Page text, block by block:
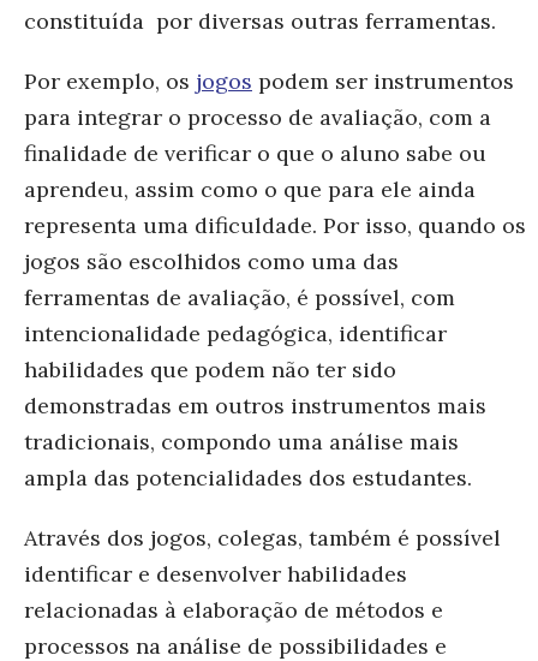
constituída por diversas outras ferramentas.
Por exemplo, os jogos podem ser instrumentos
para integrar o processo de avaliação, com a
finalidade de verificar o que o aluno sabe ou
aprendeu, assim como o que para ele ainda
representa uma dificuldade. Por isso, quando os
jogos são escolhidos como uma das
ferramentas de avaliação, é possível, com
intencionalidade pedagógica, identificar
habilidades que podem não ter sido
demonstradas em outros instrumentos mais
tradicionais, compondo uma análise mais
ampla das potencialidades dos estudantes.
Através dos jogos, colegas, também é possível
identificar e desenvolver habilidades
relacionadas à elaboração de métodos e
processos na análise de possibilidades e